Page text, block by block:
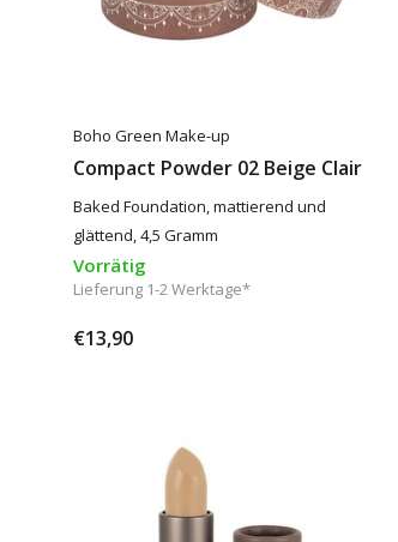
Boho Green Make-up
Compact Powder 02 Beige Clair
Baked Foundation, mattierend und
glättend, 4,5 Gramm
Vorrätig
Lieferung 1-2 Werktage*
€13,90